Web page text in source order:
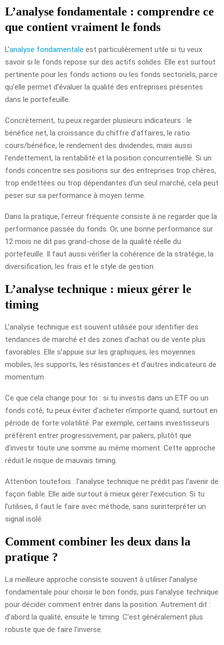
L’analyse fondamentale : comprendre ce
que contient vraiment le fonds
L’analyse fondamentale est particulièrement utile si tu veux
savoir si le fonds repose sur des actifs solides. Elle est surtout
pertinente pour les fonds actions ou les fonds sectoriels, parce
qu’elle permet d’évaluer la qualité des entreprises présentes
dans le portefeuille.
Concrètement, tu peux regarder plusieurs indicateurs : le
bénéfice net, la croissance du chiffre d’affaires, le ratio
cours/bénéfice, le rendement des dividendes, mais aussi
l’endettement, la rentabilité et la position concurrentielle. Si un
fonds concentre ses positions sur des entreprises trop chères,
trop endettées ou trop dépendantes d’un seul marché, cela peut
peser sur sa performance à moyen terme.
Dans la pratique, l’erreur fréquente consiste à ne regarder que la
performance passée du fonds. Or, une bonne performance sur
12 mois ne dit pas grand-chose de la qualité réelle du
portefeuille. Il faut aussi vérifier la cohérence de la stratégie, la
diversification, les frais et le style de gestion.
L’analyse technique : mieux gérer le
timing
L’analyse technique est souvent utilisée pour identifier des
tendances de marché et des zones d’achat ou de vente plus
favorables. Elle s’appuie sur les graphiques, les moyennes
mobiles, les supports, les résistances et d’autres indicateurs de
momentum.
Ce que cela change pour toi : si tu investis dans un ETF ou un
fonds coté, tu peux éviter d’acheter n’importe quand, surtout en
période de forte volatilité. Par exemple, certains investisseurs
préfèrent entrer progressivement, par paliers, plutôt que
d’investir toute une somme au même moment. Cette approche
réduit le risque de mauvais timing.
Attention toutefois : l’analyse technique ne prédit pas l’avenir de
façon fiable. Elle aide surtout à mieux gérer l’exécution. Si tu
l’utilises, il faut le faire avec méthode, sans surinterpréter un
signal isolé.
Comment combiner les deux dans la
pratique ?
La meilleure approche consiste souvent à utiliser l’analyse
fondamentale pour choisir le bon fonds, puis l’analyse technique
pour décider comment entrer dans la position. Autrement dit :
d’abord la qualité, ensuite le timing. C’est généralement plus
robuste que de faire l’inverse.